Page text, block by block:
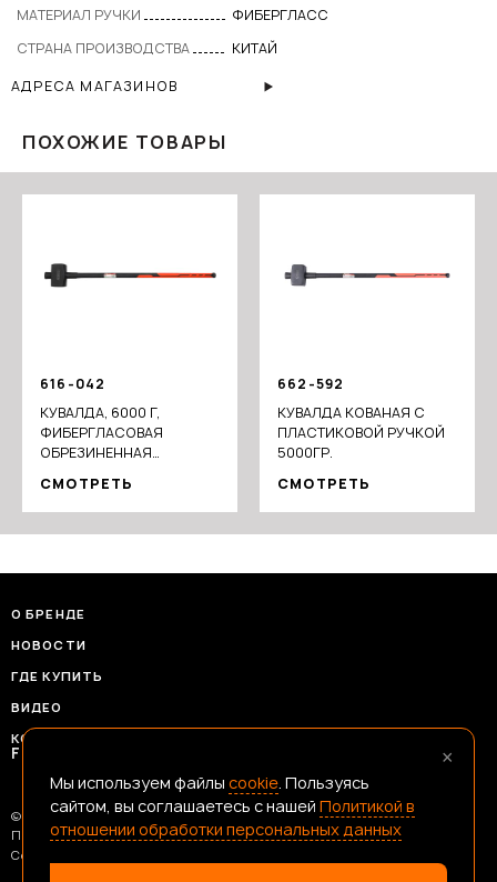
МАТЕРИАЛ РУЧКИ
ФИБЕРГЛАСС
СТРАНА ПРОИЗВОДСТВА
КИТАЙ
АДРЕСА МАГАЗИНОВ
ПОХОЖИЕ ТОВАРЫ
616-042
КУВАЛДА, 6000 Г,
ФИБЕРГЛАСОВАЯ
ОБРЕЗИНЕННАЯ
СМОТРЕТЬ
662-592
КУВАЛДА КОВАНАЯ С
ПЛАСТИКОВОЙ РУЧКОЙ
5000ГР.
СМОТРЕТЬ
О БРЕНДЕ
НОВОСТИ
ГДЕ КУПИТЬ
ВИДЕО
КОНТАКТЫ
FRANSHIZAERMAK@CONSTANTA-T.RU
© 2026 Ермак — Честный Инструмент
Политика В Отношении Обработки Персональных Данных
Согласие На Обработку Данных
×
Мы используем файлы cookie. Пользуясь
сайтом, вы соглашаетесь с нашей Политикой в
отношении обработки персональных данных